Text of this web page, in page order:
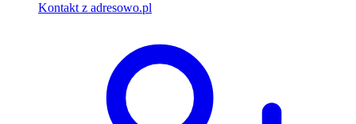
Kontakt z adresowo.pl